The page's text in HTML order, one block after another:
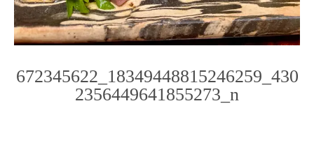
672345622_18349448815246259_430
2356449641855273_n